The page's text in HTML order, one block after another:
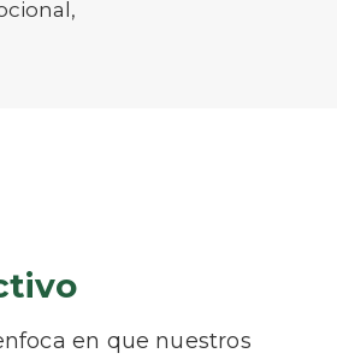
en que nuestros